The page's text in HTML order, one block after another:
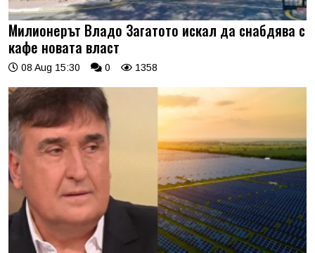
Милионерът Владо Загатото искал да снабдява с
кафе новата власт
08 Aug 15:30 0 1358